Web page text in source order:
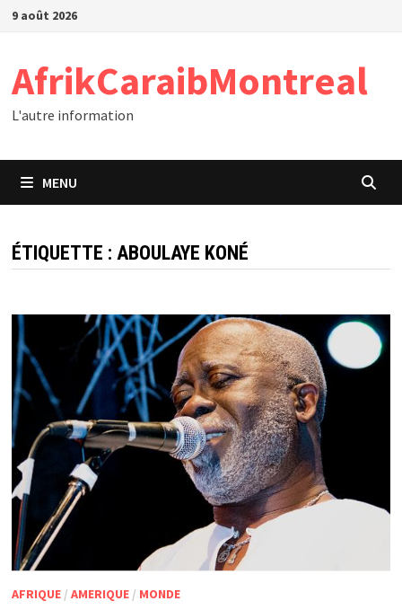
Passer
9 août 2026
AfrikCaraibMontreal
L'autre information
MENU
ÉTIQUETTE : ABOULAYE KONÉ
AFRIQUE/ AMERIQUE/ MONDE